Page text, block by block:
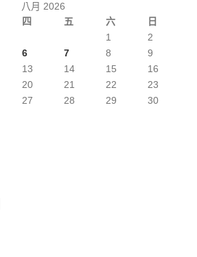
八月 2026
四 五 六 日
1
2
6 7 8
9
13 14 15
16
20 21 22
23
27 28 29
30